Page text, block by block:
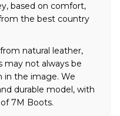
based on comfort,
the best country
natural leather,
may not always be
in the image. We
durable model, with
7M Boots.